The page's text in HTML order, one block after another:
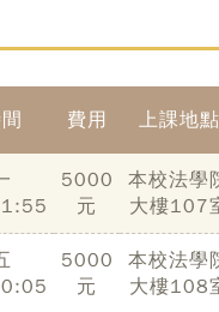
費用 上課地點
5000
元
本校法學
大樓107
5000
元
本校法學
大樓108